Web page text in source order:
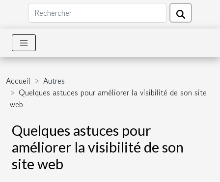
Accueil
Autres
Quelques astuces pour améliorer la visibilité de son site
web
Quelques astuces pour
améliorer la visibilité de son
site web